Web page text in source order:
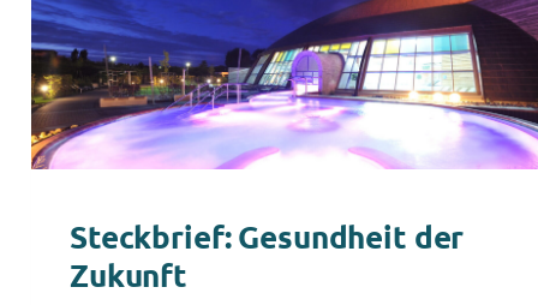
Steckbrief: Gesundheit der
Zukunft